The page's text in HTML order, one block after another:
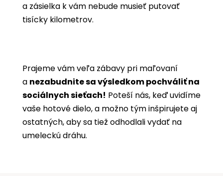
a zásielka k vám nebude musieť putovať
tisícky kilometrov.
Prajeme vám veľa zábavy pri maľovaní
a nezabudnite sa výsledkom pochváliť na
sociálnych sieťach! Poteší nás, keď uvidíme
vaše hotové dielo, a možno tým inšpirujete aj
ostatných, aby sa tiež odhodlali vydať na
umeleckú dráhu.